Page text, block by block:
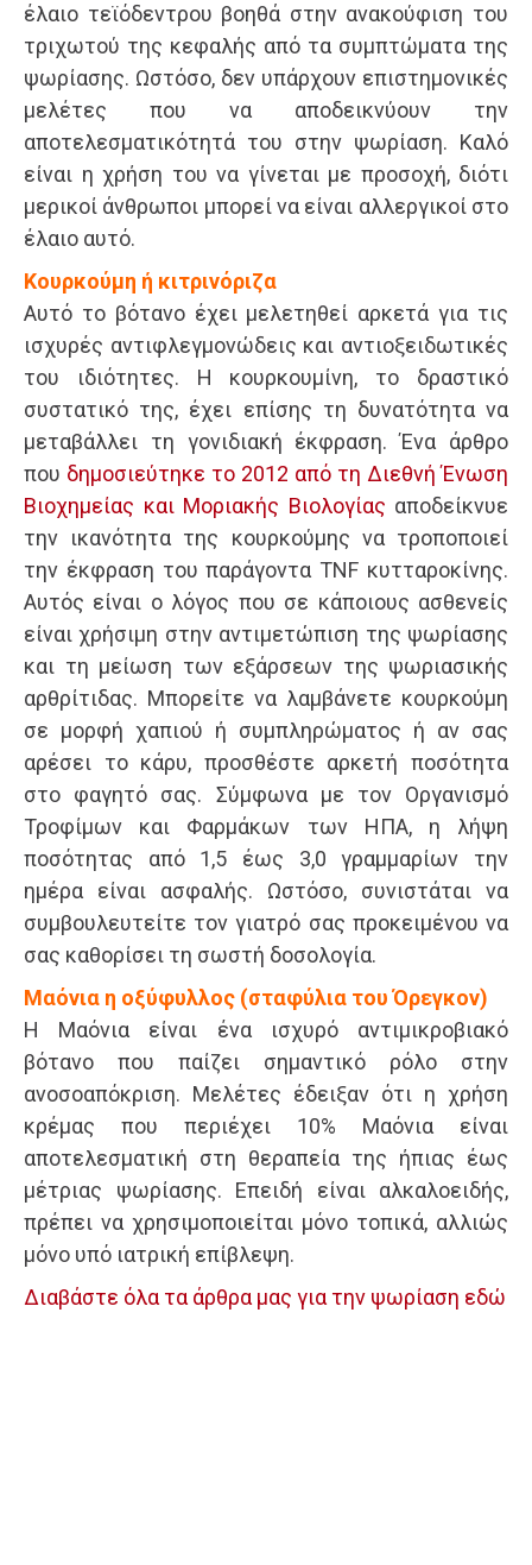
έλαιο τεϊόδεντρου βοηθά στην ανακούφιση του
τριχωτού της κεφαλής από τα συμπτώματα της
ψωρίασης. Ωστόσο, δεν υπάρχουν επιστημονικές
μελέτες που να αποδεικνύουν την
αποτελεσματικότητά του στην ψωρίαση. Καλό
είναι η χρήση του να γίνεται με προσοχή, διότι
μερικοί άνθρωποι μπορεί να είναι αλλεργικοί στο
έλαιο αυτό.
Κουρκούμη ή κιτρινόριζα
Αυτό το βότανο έχει μελετηθεί αρκετά για τις
ισχυρές αντιφλεγμονώδεις και αντιοξειδωτικές
του ιδιότητες. Η κουρκουμίνη, το δραστικό
συστατικό της, έχει επίσης τη δυνατότητα να
μεταβάλλει τη γονιδιακή έκφραση. Ένα άρθρο
που δημοσιεύτηκε το 2012 από τη Διεθνή Ένωση
Βιοχημείας και Μοριακής Βιολογίας αποδείκνυε
την ικανότητα της κουρκούμης να τροποποιεί
την έκφραση του παράγοντα TNF κυτταροκίνης.
Αυτός είναι ο λόγος που σε κάποιους ασθενείς
είναι χρήσιμη στην αντιμετώπιση της ψωρίασης
και τη μείωση των εξάρσεων της ψωριασικής
αρθρίτιδας. Μπορείτε να λαμβάνετε κουρκούμη
σε μορφή χαπιού ή συμπληρώματος ή αν σας
αρέσει το κάρυ, προσθέστε αρκετή ποσότητα
στο φαγητό σας. Σύμφωνα με τον Οργανισμό
Τροφίμων και Φαρμάκων των ΗΠΑ, η λήψη
ποσότητας από 1,5 έως 3,0 γραμμαρίων την
ημέρα είναι ασφαλής. Ωστόσο, συνιστάται να
συμβουλευτείτε τον γιατρό σας προκειμένου να
σας καθορίσει τη σωστή δοσολογία.
Μαόνια η οξύφυλλος (σταφύλια του Όρεγκον)
Η Μαόνια είναι ένα ισχυρό αντιμικροβιακό
βότανο που παίζει σημαντικό ρόλο στην
ανοσοαπόκριση. Μελέτες έδειξαν ότι η χρήση
κρέμας που περιέχει 10% Μαόνια είναι
αποτελεσματική στη θεραπεία της ήπιας έως
μέτριας ψωρίασης. Επειδή είναι αλκαλοειδής,
πρέπει να χρησιμοποιείται μόνο τοπικά, αλλιώς
μόνο υπό ιατρική επίβλεψη.
Διαβάστε όλα τα άρθρα μας για την ψωρίαση εδώ